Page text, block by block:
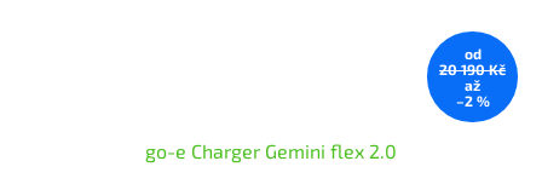
od
20 190 Kč
až
–2 %
go-e Charger Gemini flex 2.0